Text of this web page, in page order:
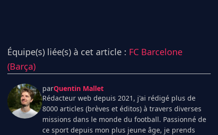
Équipe(s) liée(s) à cet article : FC Barcelone
(Barça)
parQuentin Mallet
Rédacteur web depuis 2021, j'ai rédigé plus de
8000 articles (brèves et éditos) à travers diverses
missions dans le monde du football. Passionné de
ce sport depuis mon plus jeune âge, je prends